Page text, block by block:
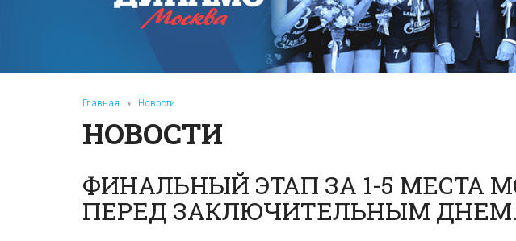
Главная » Новости
НОВОСТИ
ФИНАЛЬНЫЙ ЭТАП ЗА 1-5 МЕСТА
ПЕРЕД ЗАКЛЮЧИТЕЛЬНЫМ ДНЕМ.